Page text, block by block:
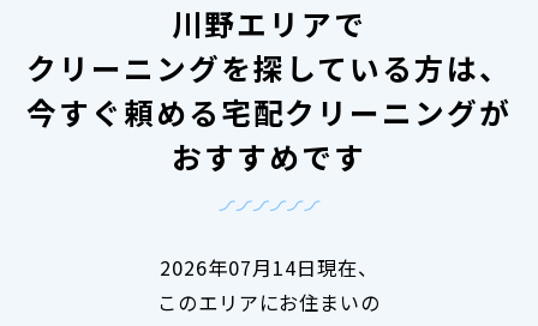
川野エリアで
クリーニングを探している方は、
今すぐ頼める宅配クリーニングが
おすすめです
2026年07月14日現在、
このエリアにお住まいの